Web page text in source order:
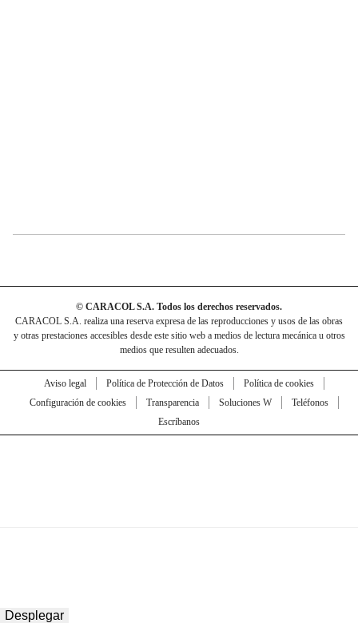
© CARACOL S.A. Todos los derechos reservados.
CARACOL S.A. realiza una reserva expresa de las reproducciones y usos de las obras
y otras prestaciones accesibles desde este sitio web a medios de lectura mecánica u otros
medios que resulten adecuados.
Aviso legal Política de Protección de Datos
Política de cookies
Configuración de cookies
Transparencia Soluciones W
Teléfonos
Escríbanos
Desplegar